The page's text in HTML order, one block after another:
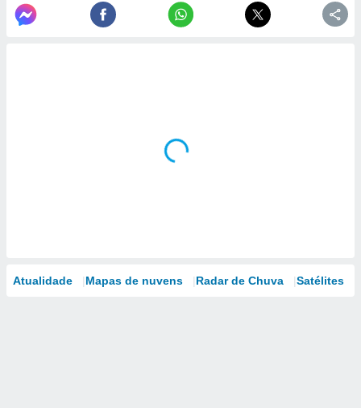
Atualidade Mapas de nuvens Radar de Chuva Satélites